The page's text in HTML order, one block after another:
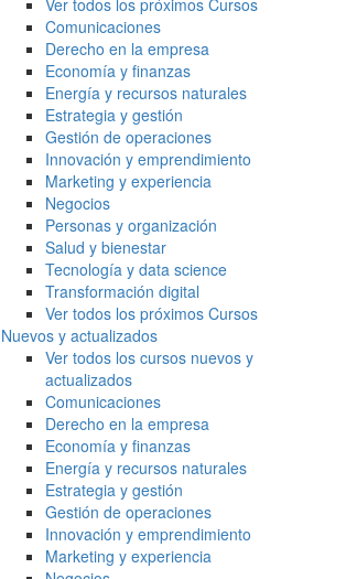
Ver todos los próximos Cursos
Comunicaciones
Derecho en la empresa
Economía y finanzas
Energía y recursos naturales
Estrategia y gestión
Gestión de operaciones
Innovación y emprendimiento
Marketing y experiencia
Negocios
Personas y organización
Salud y bienestar
Tecnología y data science
Transformación digital
Ver todos los próximos Cursos
Nuevos y actualizados
Ver todos los cursos nuevos y
actualizados
Comunicaciones
Derecho en la empresa
Economía y finanzas
Energía y recursos naturales
Estrategia y gestión
Gestión de operaciones
Innovación y emprendimiento
Marketing y experiencia